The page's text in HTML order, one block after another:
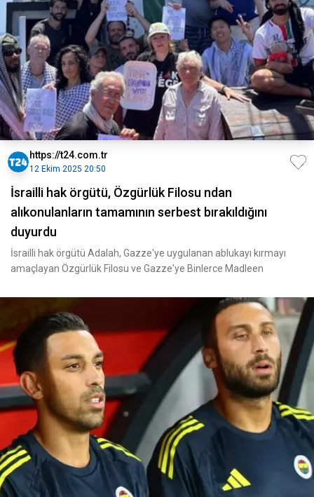
https://t24.com.tr
12 Ekim 2025 20:50
İsrailli hak örgütü, Özgürlük Filosu ndan
alıkonulanların tamamının serbest bırakıldığını
duyurdu
İsrailli hak örgütü Adalah, Gazze'ye uygulanan ablukayı kırmayı
amaçlayan Özgürlük Filosu ve Gazze'ye Binlerce Madleen